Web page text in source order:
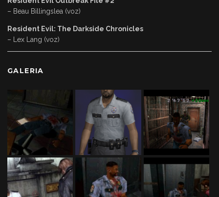
– Beau Billingslea (voz)
Resident Evil: The Darkside Chronicles
– Lex Lang (voz)
GALERIA